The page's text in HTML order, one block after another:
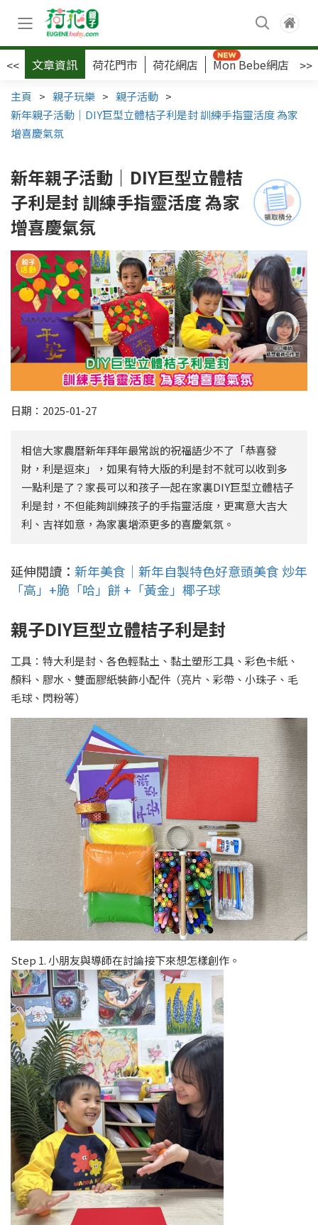
<< 文章資訊 荷花門市 荷花網店 Mon Bebe網店 >>
主頁 > 親子玩樂 > 親子活動 >
新年親子活動｜DIY巨型立體桔子利是封 訓練手指靈活度 為家
增喜慶氣氛
新年親子活動｜DIY巨型立體桔
子利是封 訓練手指靈活度 為家
增喜慶氣氛
日期：2025-01-27
相信大家農曆新年拜年最常說的祝福語少不了「恭喜發
財，利是逗來」，如果有特大版的利是封不就可以收到多
一點利是了？家長可以和孩子一起在家裏DIY巨型立體桔子
利是封，不但能夠訓練孩子的手指靈活度，更寓意大吉大
利、吉祥如意，為家裏增添更多的喜慶氣氛。
延伸閱讀： 新年美食｜新年自製特色好意頭美食 炒年
「高」+脆「哈」餅 +「黃金」椰子球
親子DIY巨型立體桔子利是封
工具：特大利是封、各色輕黏土、黏土塑形工具、彩色卡紙、
顏料、膠水、雙面膠紙裝飾小配件（亮片、彩帶、小珠子、毛
毛球、閃粉等）
Step 1. 小朋友與導師在討論接下來想怎樣創作。